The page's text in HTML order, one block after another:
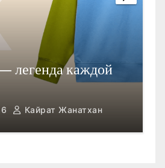
в Гонконге
Кайрат Жанатхан